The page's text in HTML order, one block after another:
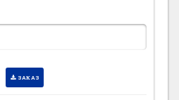
ЗАКАЗ